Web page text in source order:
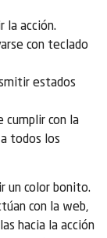
la acción.
con teclado
estados
cumplir con la
todos los
un color bonito.
con la web,
hacia la acción